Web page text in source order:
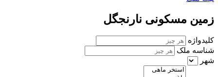
زمین مسکونی نارنجگل
کلیدواژه
شناسه ملک
شهر